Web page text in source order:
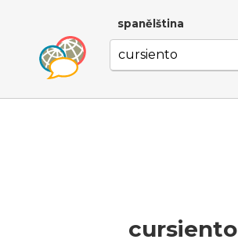
spanělština
cursiento